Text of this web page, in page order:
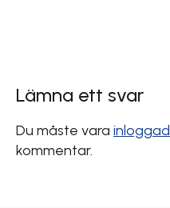
Lämna ett svar
Du måste vara inloggad
kommentar.